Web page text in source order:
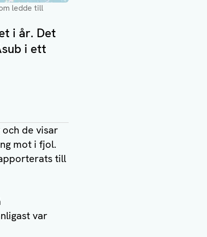
ledde till
i år. Det
i ett
de visar
mot i fjol.
till
var